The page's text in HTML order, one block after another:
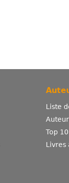
Liste
Top
Livres